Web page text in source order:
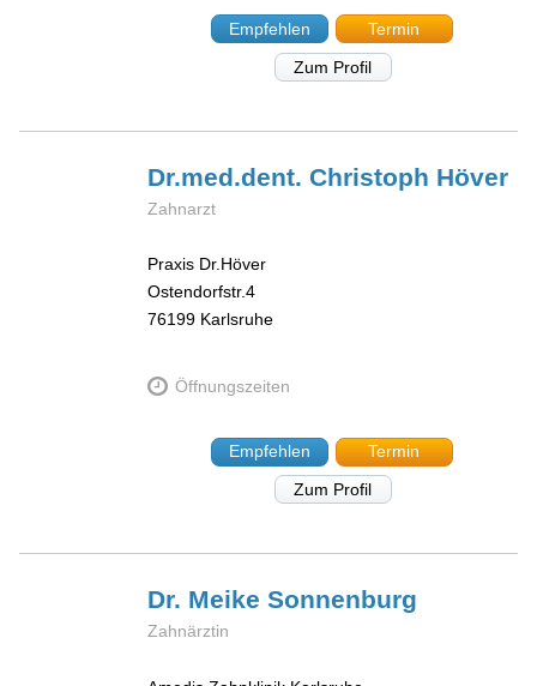
Empfehlen
Termin
Zum Profil
Dr.med.dent. Christoph Höver
Zahnarzt
Praxis Dr.Höver
Ostendorfstr.4
76199 Karlsruhe
Öffnungszeiten
Empfehlen
Termin
Zum Profil
Dr. MeikeSonnenburg
Zahnärztin